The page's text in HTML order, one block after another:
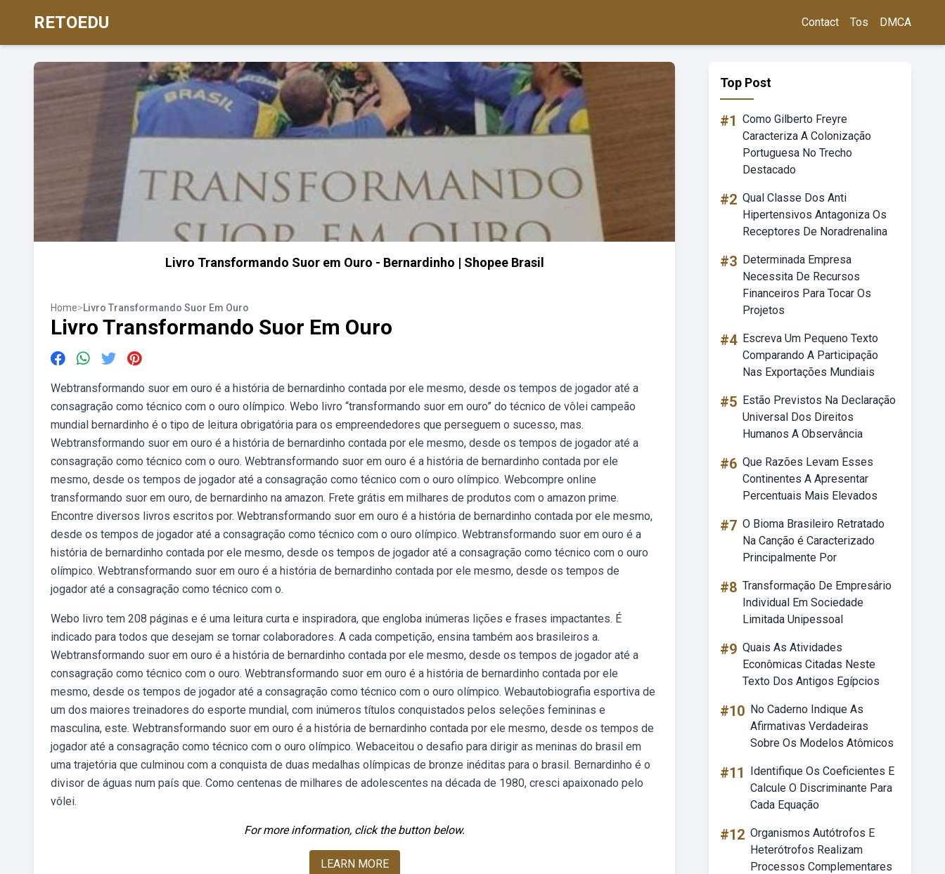
RETOEDU Contact Tos DMCA
Livro Transformando Suor em Ouro - Bernardinho | Shopee Brasil
Home>Livro Transformando Suor Em Ouro
Livro Transformando Suor Em Ouro
Webtransformando suor em ouro é a história de bernardinho contada por ele mesmo, desde os tempos de jogador até a
consagração como técnico com o ouro olímpico. Webo livro “transformando suor em ouro” do técnico de vôlei campeão
mundial bernardinho é o tipo de leitura obrigatória para os empreendedores que perseguem o sucesso, mas.
Webtransformando suor em ouro é a história de bernardinho contada por ele mesmo, desde os tempos de jogador até a
consagração como técnico com o ouro. Webtransformando suor em ouro é a história de bernardinho contada por ele
mesmo, desde os tempos de jogador até a consagração como técnico com o ouro olímpico. Webcompre online
transformando suor em ouro, de bernardinho na amazon. Frete grátis em milhares de produtos com o amazon prime.
Encontre diversos livros escritos por. Webtransformando suor em ouro é a história de bernardinho contada por ele mesmo,
desde os tempos de jogador até a consagração como técnico com o ouro olímpico. Webtransformando suor em ouro é a
história de bernardinho contada por ele mesmo, desde os tempos de jogador até a consagração como técnico com o ouro
olímpico. Webtransformando suor em ouro é a história de bernardinho contada por ele mesmo, desde os tempos de
jogador até a consagração como técnico com o.
Webo livro tem 208 páginas e é uma leitura curta e inspiradora, que engloba inúmeras lições e frases impactantes. É
indicado para todos que desejam se tornar colaboradores. A cada competição, ensina também aos brasileiros a.
Webtransformando suor em ouro é a história de bernardinho contada por ele mesmo, desde os tempos de jogador até a
consagração como técnico com o ouro. Webtransformando suor em ouro é a história de bernardinho contada por ele
mesmo, desde os tempos de jogador até a consagração como técnico com o ouro olímpico. Webautobiografia esportiva de
um dos maiores treinadores do esporte mundial, com inúmeros títulos conquistados pelos seleções femininas e
masculina, este. Webtransformando suor em ouro é a história de bernardinho contada por ele mesmo, desde os tempos de
jogador até a consagração como técnico com o ouro olímpico. Webaceitou o desafio para dirigir as meninas do brasil em
uma trajetória que culminou com a conquista de duas medalhas olímpicas de bronze inéditas para o brasil. Bernardinho é o
divisor de águas num país que. Como centenas de milhares de adolescentes na década de 1980, cresci apaixonado pelo
vôlei.
For more information, click the button below.
LEARN MORE
Top Post
#1 Como Gilberto Freyre
Caracteriza A Colonização
Portuguesa No Trecho
Destacado
#2 Qual Classe Dos Anti
Hipertensivos Antagoniza Os
Receptores De Noradrenalina
#3 Determinada Empresa
Necessita De Recursos
Financeiros Para Tocar Os
Projetos
#4 Escreva Um Pequeno Texto
Comparando A Participação
Nas Exportações Mundiais
#5 Estão Previstos Na Declaração
Universal Dos Direitos
Humanos A Observância
#6 Que Razões Levam Esses
Continentes A Apresentar
Percentuais Mais Elevados
#7 O Bioma Brasileiro Retratado
Na Canção é Caracterizado
Principalmente Por
#8 Transformação De Empresário
Individual Em Sociedade
Limitada Unipessoal
#9 Quais As Atividades
Econômicas Citadas Neste
Texto Dos Antigos Egípcios
#10 No Caderno Indique As
Afirmativas Verdadeiras
Sobre Os Modelos Atômicos
#11
Identifique Os Coeficientes E
Calcule O Discriminante Para
Cada Equação
#12 Organismos Autótrofos E
Heterótrofos Realizam
Processos Complementares